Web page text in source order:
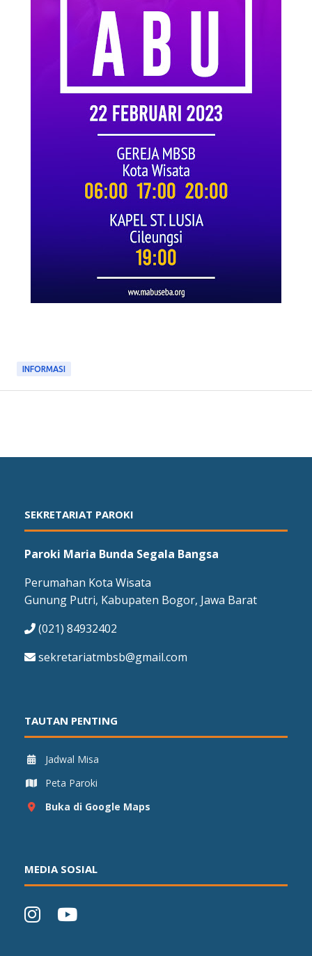
INFORMASI
SEKRETARIAT PAROKI
Paroki Maria Bunda Segala Bangsa
Perumahan Kota Wisata
Gunung Putri, Kabupaten Bogor, Jawa Barat
(021) 84932402
sekretariatmbsb@gmail.com
TAUTAN PENTING
Jadwal Misa
Peta Paroki
Buka di Google Maps
MEDIA SOSIAL